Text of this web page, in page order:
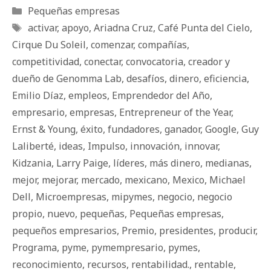
Categorías
Pequeñas empresas
Etiquetas
activar, apoyo, Ariadna Cruz, Café Punta del Cielo,
Cirque Du Soleil, comenzar, compañías,
competitividad, conectar, convocatoria, creador y
dueño de Genomma Lab, desafíos, dinero, eficiencia,
Emilio Díaz, empleos, Emprendedor del Año,
empresario, empresas, Entrepreneur of the Year,
Ernst & Young, éxito, fundadores, ganador, Google, Guy
Laliberté, ideas, Impulso, innovación, innovar,
Kidzania, Larry Paige, líderes, más dinero, medianas,
mejor, mejorar, mercado, mexicano, Mexico, Michael
Dell, Microempresas, mipymes, negocio, negocio
propio, nuevo, pequeñas, Pequeñas empresas,
pequeños empresarios, Premio, presidentes, producir,
Programa, pyme, pymempresario, pymes,
reconocimiento, recursos, rentabilidad., rentable,